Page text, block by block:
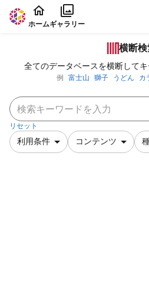
本文に飛ぶ
ホームギャラリー
横断
全てのデータベースを横断してキ
例 富士山 獅子 うどん カ
リセット
利用条件 コンテンツ